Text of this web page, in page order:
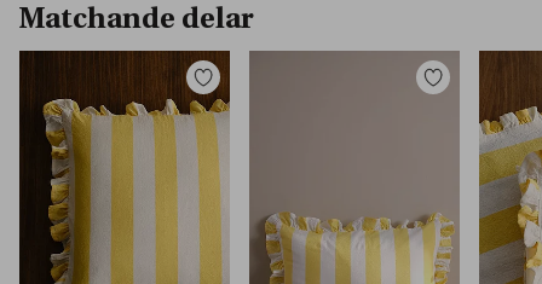
Matchande delar
Lägg
till
i
favoriter
Lägg